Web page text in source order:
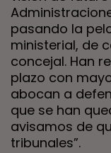
pasando la
ministerial, de
concejal. Han
plazo con
abocan a
que se han
avisamos de
tribunales”.